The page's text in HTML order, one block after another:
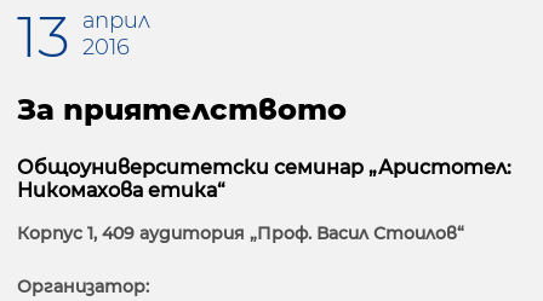
13 април
2016
За приятелството
Общоуниверситетски семинар „Аристотел:
Никомахова етика“
Корпус 1, 409 аудитория „Проф. Васил Стоилов“
Организатор: